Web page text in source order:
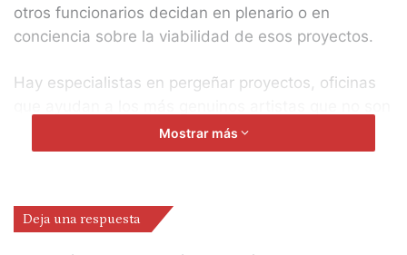
otros funcionarios decidan en plenario o en
conciencia sobre la viabilidad de esos proyectos.
Hay especialistas en pergeñar proyectos, oficinas
capaces de trabajar de manera eficiente con Excel,
asesores que se conocen todos los reglamentos,
gramática parda funcionarial o administrativa
Mostrar más
Deja una respuesta